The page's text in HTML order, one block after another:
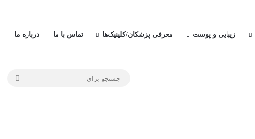
زیبایی و پوست معرفی پزشکان/کلینیک‌ها تماس با ما درباره ما